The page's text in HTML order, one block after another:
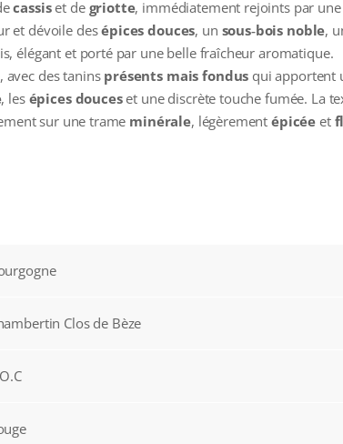
cassiset de griotte, immédiatement rejoints par
et dévoile desépices douces, un sous‑bois noble,
élégant et porté par une belle fraîcheur aromatique.
avec des taninsprésents mais fondus qui apportent
, les épices douceset une discrète touche fumée. La
sur une trame minérale, légèrementépicée et
Clos de Bèze